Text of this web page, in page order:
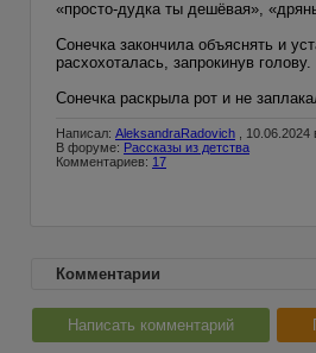
«просто-дудка ты дешёвая»,
Сонечка закончила объяснять и
расхохоталась, запрокинув голову.
Сонечка раскрыла рот и не
Написал: AleksandraRadovich , 10.06.2024
В форуме: Рассказы из детства
Комментариев: 17
Комментарии
Написать комментарий